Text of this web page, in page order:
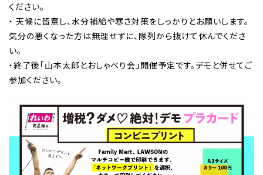
ください。
・ 天候に留意し、水分補給や寒さ対策をしっかりとお願いします。
気分の悪くなった方は無理せずに、隊列から抜けて休んでくださ
い。
・終了後「山本太郎とおしゃべり会」開催予定です。デモと併せてご
参加ください。